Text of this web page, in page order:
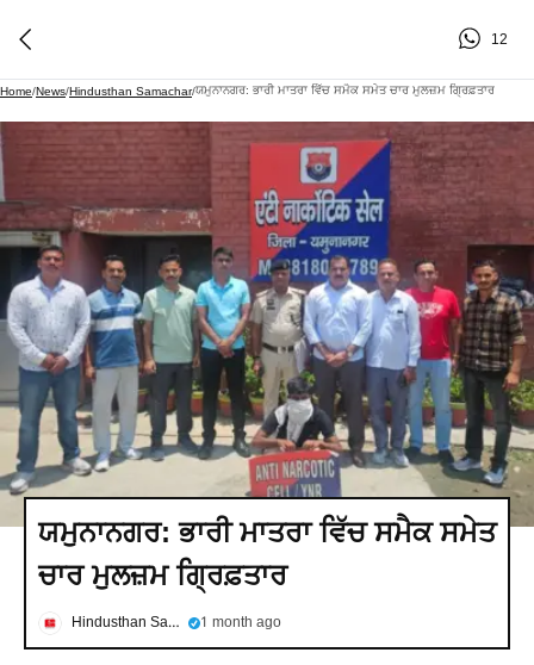
12
Home/News/Hindusthan Samachar/ਯਮੁਨਾਨਗਰ: ਭਾਰੀ ਮਾਤਰਾ ਵਿੱਚ ਸਮੈਕ ਸਮੇਤ ਚਾਰ ਮੁਲਜ਼ਮ ਗ੍ਰਿਫ਼ਤਾਰ
ਯਮੁਨਾਨਗਰ: ਭਾਰੀ ਮਾਤਰਾ ਵਿੱਚ ਸਮੈਕ ਸਮੇਤ
ਚਾਰ ਮੁਲਜ਼ਮ ਗ੍ਰਿਫ਼ਤਾਰ
Hindusthan Samachar 1 month ago